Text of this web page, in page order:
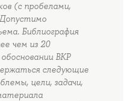
(с пробелами,
Библиография
чем из 20
ВКР
следующие
цели, задачи,